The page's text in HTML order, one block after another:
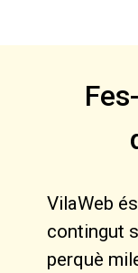
VilaWeb
contingut
perquè